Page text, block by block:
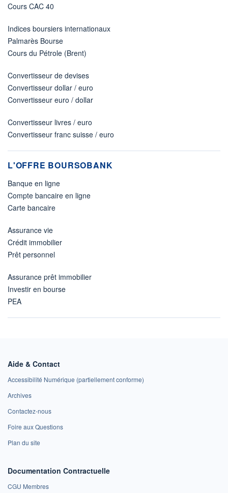
Cours CAC 40
Indices boursiers internationaux
Palmarès Bourse
Cours du Pétrole (Brent)
Convertisseur de devises
Convertisseur dollar / euro
Convertisseur euro / dollar
Convertisseur livres / euro
Convertisseur franc suisse / euro
L'OFFRE BOURSOBANK
Banque en ligne
Compte bancaire en ligne
Carte bancaire
Assurance vie
Crédit immobilier
Prêt personnel
Assurance prêt immobilier
Investir en bourse
PEA
Aide & Contact
Accessibilité Numérique (partiellement conforme)
Archives
Contactez-nous
Foire aux Questions
Plan du site
Documentation Contractuelle
CGU Membres